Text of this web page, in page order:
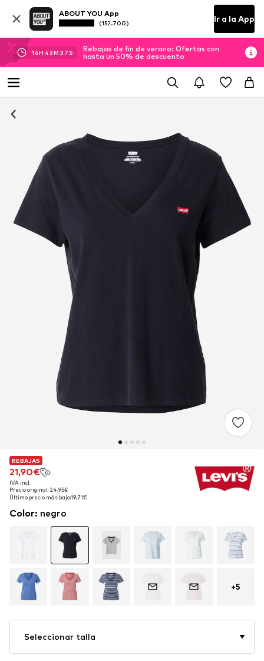
ABOUT YOU App
(152.700) Ir a la App
16H 43M 36 S
Rebajas de fin de verano: Ofertas con
hasta un 50% de descuento
REBAJAS
21,90€
IVA incl.
Precio original: 24,95€
Último precio más bajo:19,71€
REBAJAS
21,90€
IVA incl.
Precio original: 24,95€
Último precio más bajo:19,71€
Color: negro
+5
Seleccionar talla